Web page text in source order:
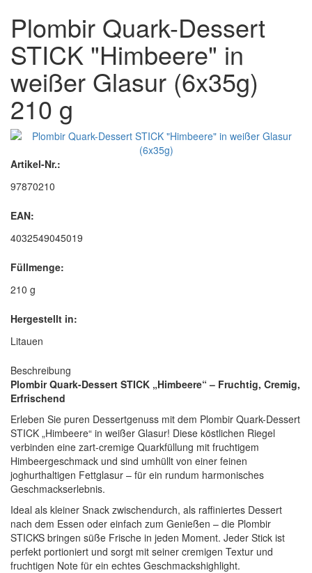
Plombir Quark-Dessert
STICK "Himbeere" in
weißer Glasur (6x35g)
210 g
Artikel-Nr.:
97870210
EAN:
4032549045019
Füllmenge:
210 g
Hergestellt in:
Litauen
Beschreibung
Plombir Quark-Dessert STICK „Himbeere“ – Fruchtig, Cremig,
Erfrischend
Erleben Sie puren Dessertgenuss mit dem Plombir Quark-Dessert
STICK „Himbeere“ in weißer Glasur! Diese köstlichen Riegel
verbinden eine zart-cremige Quarkfüllung mit fruchtigem
Himbeergeschmack und sind umhüllt von einer feinen
joghurthaltigen Fettglasur – für ein rundum harmonisches
Geschmackserlebnis.
Ideal als kleiner Snack zwischendurch, als raffiniertes Dessert
nach dem Essen oder einfach zum Genießen – die Plombir
STICKS bringen süße Frische in jeden Moment. Jeder Stick ist
perfekt portioniert und sorgt mit seiner cremigen Textur und
fruchtigen Note für ein echtes Geschmackshighlight.